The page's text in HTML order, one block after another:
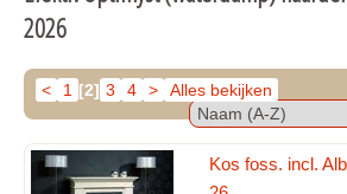
Bio-ethanol schouw meubel en bio
schouw 2026
Elektr. Optiflame (geen waterdamp)
2026
Elektr. Optiflame (geen waterdamp)
2026
< 1 [2] 3 4 > Alles bekijken
Kos foss. incl.